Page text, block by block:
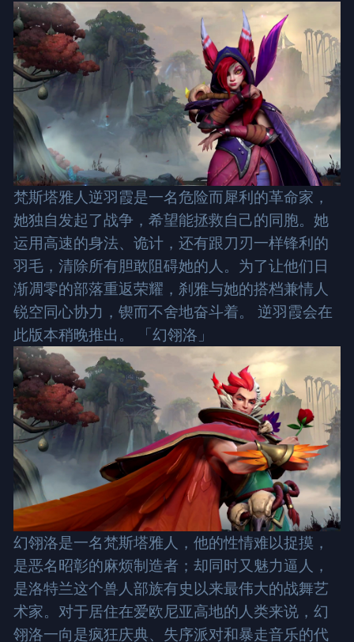
梵斯塔雅人逆羽霞是一名危险而犀利的革命家，
她独自发起了战争，希望能拯救自己的同胞。她
运用高速的身法、诡计，还有跟刀刃一样锋利的
羽毛，清除所有胆敢阻碍她的人。为了让他们日
渐凋零的部落重返荣耀，刹雅与她的搭档兼情人
锐空同心协力，锲而不舍地奋斗着。 逆羽霞会在
此版本稍晚推出。 「幻翎洛」
幻翎洛是一名梵斯塔雅人，他的性情难以捉摸，
是恶名昭彰的麻烦制造者；却同时又魅力逼人，
是洛特兰这个兽人部族有史以来最伟大的战舞艺
术家。对于居住在爱欧尼亚高地的人类来说，幻
翎洛一向是疯狂庆典、失序派对和暴走音乐的代